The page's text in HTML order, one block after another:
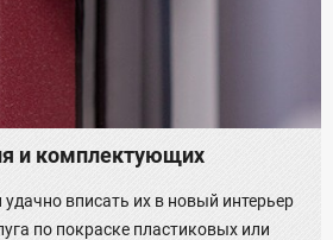
и комплектующих
вписать их в новый интерьер
по покраске пластиковых или